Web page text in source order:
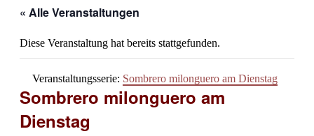
« Alle Veranstaltungen
Diese Veranstaltung hat bereits stattgefunden.
Veranstaltungsserie: Sombrero milonguero am Dienstag
Sombrero milonguero am
Dienstag